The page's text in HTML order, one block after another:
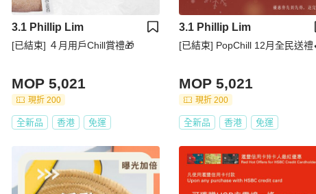
3.1 Phillip Lim
[已結束] ４月用戶Chill賞禮🎁
MOP 5,021
現折 200
全新品 香港 免運
3.1 Phillip Lim
[已結束] PopChill 12月全民送禮
MOP 5,021
現折 200
全新品 香港 免運